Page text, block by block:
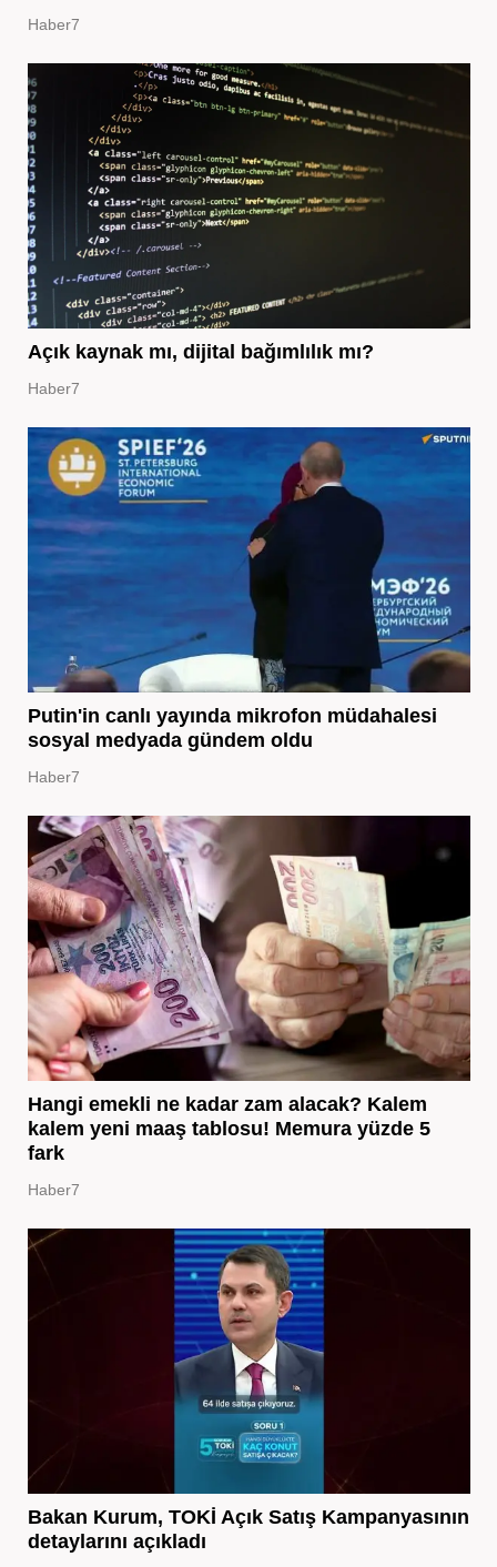
Haber7
Açık kaynak mı, dijital bağımlılık mı?
Haber7
Putin'in canlı yayında mikrofon müdahalesi
sosyal medyada gündem oldu
Haber7
Hangi emekli ne kadar zam alacak? Kalem
kalem yeni maaş tablosu! Memura yüzde 5
fark
Haber7
Bakan Kurum, TOKİ Açık Satış Kampanyasının
detaylarını açıkladı